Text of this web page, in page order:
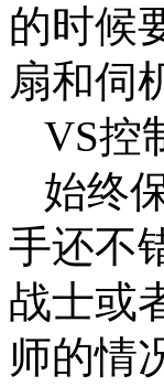
的时候
扇和伺
VS控
始终
手还不
战士或
师的情